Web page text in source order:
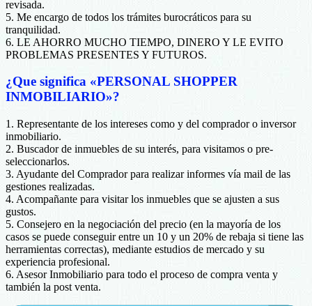
revisada.
5. Me encargo de todos los trámites burocráticos para su
tranquilidad.
6. LE AHORRO MUCHO TIEMPO, DINERO Y LE EVITO
PROBLEMAS PRESENTES Y FUTUROS.
¿Que significa «PERSONAL SHOPPER
INMOBILIARIO»?
1. Representante de los intereses como y del comprador o inversor
inmobiliario.
2. Buscador de inmuebles de su interés, para visitamos o pre-
seleccionarlos.
3. Ayudante del Comprador para realizar informes vía mail de las
gestiones realizadas.
4. Acompañante para visitar los inmuebles que se ajusten a sus
gustos.
5. Consejero en la negociación del precio (en la mayoría de los
casos se puede conseguir entre un 10 y un 20% de rebaja si tiene las
herramientas correctas), mediante estudios de mercado y su
experiencia profesional.
6. Asesor Inmobiliario para todo el proceso de compra venta y
también la post venta.